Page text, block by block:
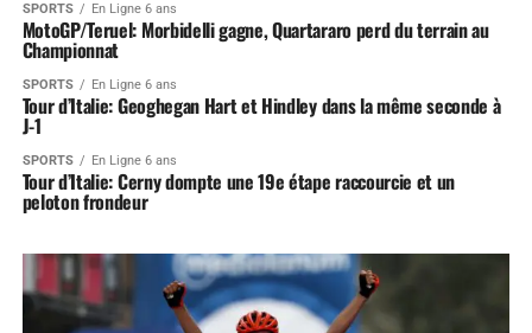
SPORTS En Ligne 6 ans
MotoGP/Teruel: Morbidelli gagne, Quartararo perd du terrain au
Championnat
SPORTS En Ligne 6 ans
Tour d’Italie: Geoghegan Hart et Hindley dans la même seconde à
J-1
SPORTS En Ligne 6 ans
Tour d’Italie: Cerny dompte une 19e étape raccourcie et un
peloton frondeur